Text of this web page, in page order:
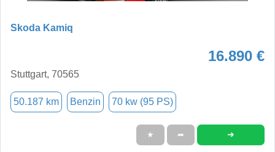
Skoda Kamiq
16.890 €
Stuttgart, 70565
50.187 km Benzin 70 kw (95 PS)
★ ➦ ➜